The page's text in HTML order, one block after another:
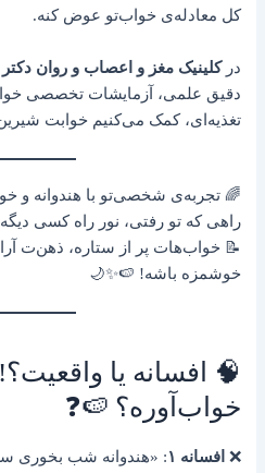
کل معادله‌ی خواب‌تو عوض کنه.
درکلینیک مغز و اعصاب و روان
دقیق علمی، آزمایشات تخصصی
تغذیه‌ای، کمک می‌کنیم خوابت
🌈 تجربه‌ی شخصی‌تو با هندوانه و
راهی که تو رفتی، نور راه کسی
📝 خواب‌هات پر از ستاره، ذهن‌ت
خوشمزه باشه! 🍉✨🌙
🧠 افسانه یا واقعیت؟!
خواب‌آوره؟ 🍉❓
❌ افسانه ۱
: «هندوانه شب بخوری